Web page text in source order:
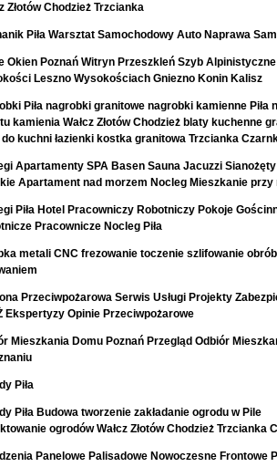
Złotów Chodzież Trzcianka
Piła Warsztat Samochodowy Auto Naprawa
Okien Poznań Witryn Przeszkleń Szyb
Leszno Wysokościach Gniezno Konin Kalisz
Piła nagrobki granitowe nagrobki kamienne Piła
kamienia Wałcz Złotów Chodzież blaty kuchenne
do kuchni łazienki kostka granitowa Trzcianka
Apartamenty SPA Basen Sauna Jacuzzi
Apartament nad morzem Nocleg Mieszkanie przy
Piła Hotel Pracowniczy Robotniczy Pokoje
Pracownicze Nocleg Piła
metali CNC frezowanie toczenie szlifowanie
Przeciwpożarowa Serwis Usługi Projekty
Ekspertyzy Opinie Przeciwpożarowe
Mieszkania Domu Poznań Przegląd Odbiór
Piła
Piła Budowa tworzenie zakładanie ogrodu w Pile
ogrodów Wałcz Złotów Chodzież Trzcianka
Panelowe Palisadowe Nowoczesne Frontowe